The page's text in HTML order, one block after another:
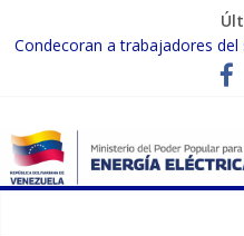
Condecoran a trabajadores
labor tras el doble sismo del 24-J
Gobierno Nacional coordina
Inspeccionan trabajos de
en Carabobo
Gobierno Nacional activa plan